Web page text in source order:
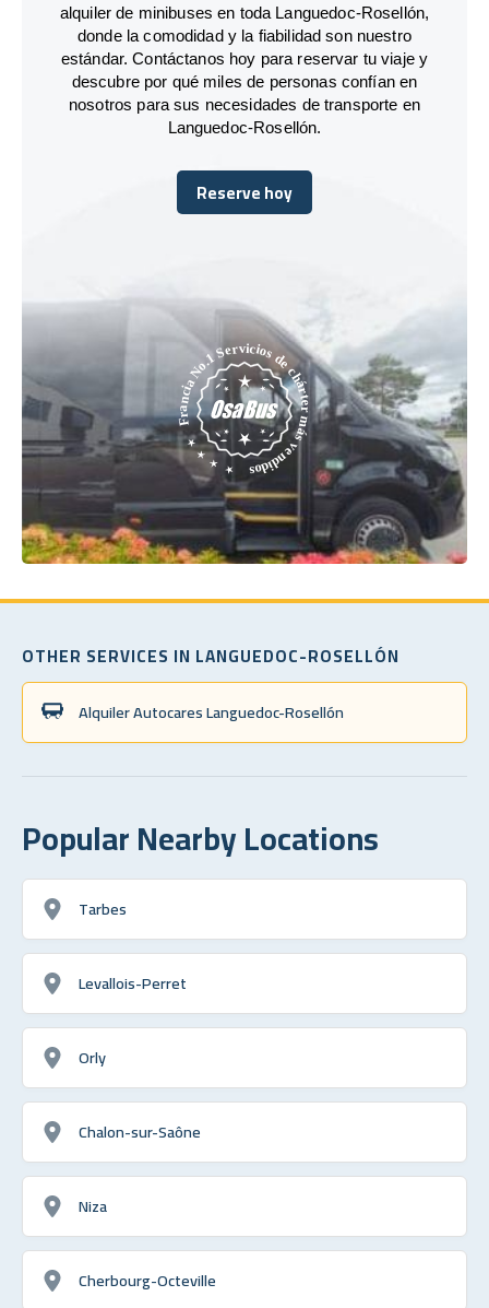
alquiler de minibuses en toda Languedoc-Rosellón,
donde la comodidad y la fiabilidad son nuestro
estándar. Contáctanos hoy para reservar tu viaje y
descubre por qué miles de personas confían en
nosotros para sus necesidades de transporte en
Languedoc-Rosellón.
Reserve hoy
Reserve hoy
OTHER SERVICES IN LANGUEDOC-ROSELLÓN
Alquiler Autocares Languedoc-Rosellón
Popular Nearby Locations
Tarbes
Levallois-Perret
Orly
Chalon-sur-Saône
Niza
Cherbourg-Octeville